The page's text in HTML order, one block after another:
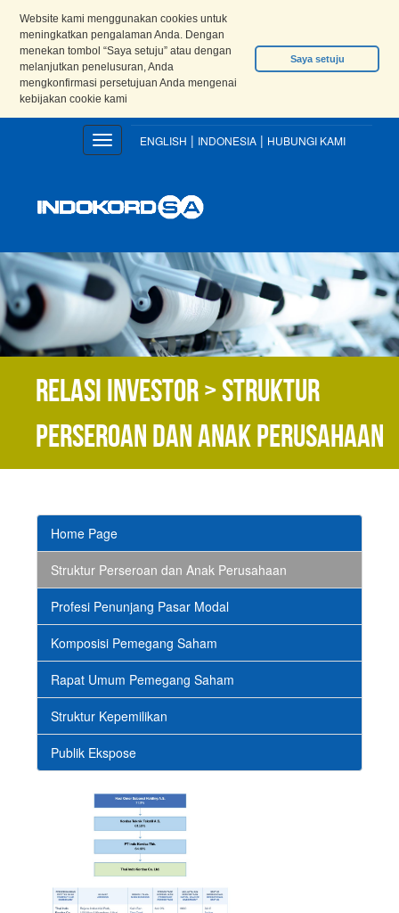
Website kami menggunakan cookies untuk
meningkatkan pengalaman Anda. Dengan
menekan tombol “Saya setuju” atau dengan
melanjutkan penelusuran, Anda
mengkonfirmasi persetujuan Anda mengenai
kebijakan cookie kami
Saya setuju
ENGLISH | INDONESIA | HUBUNGI KAMI
Toggle
navigation
Relasi Investor > Struktur
Perseroan dan Anak Perusahaan
Home Page
Struktur Perseroan dan Anak Perusahaan
Profesi Penunjang Pasar Modal
Komposisi Pemegang Saham
Rapat Umum Pemegang Saham
Struktur Kepemilikan
Publik Ekspose